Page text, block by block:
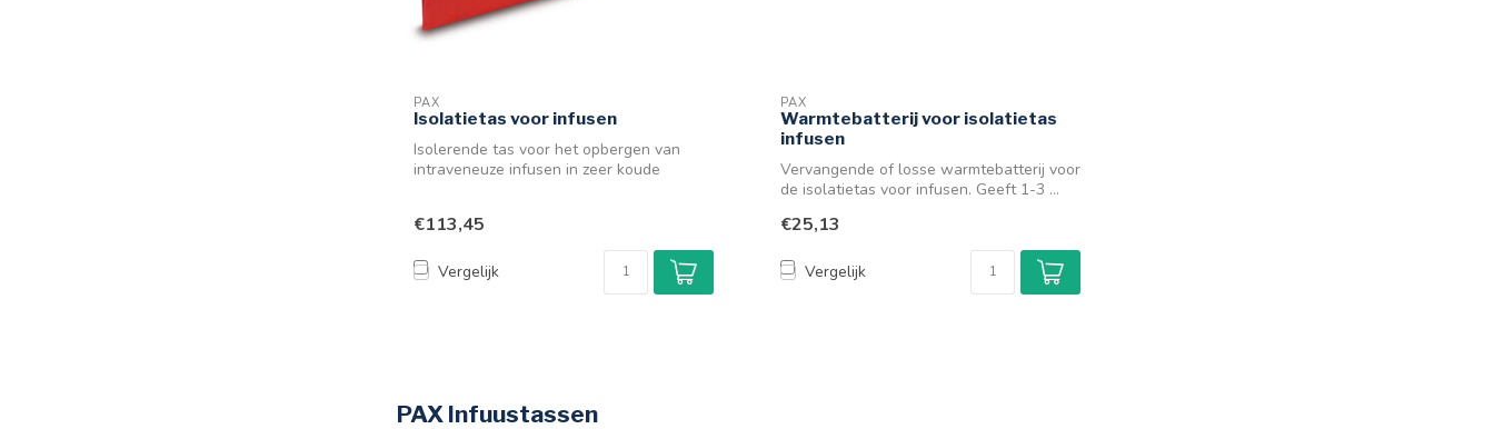
PAX
Isolatietas voor infusen
Isolerende tas voor het opbergen van
intraveneuze infusen in zeer koude
€113,45
Vergelijk
PAX
Warmtebatterij voor isolatietas
infusen
Vervangende of losse warmtebatterij voor
de isolatietas voor infusen. Geeft 1-3 ...
€25,13
Vergelijk
PAX Infuustassen